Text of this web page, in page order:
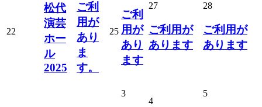
22
松代
演芸
ホー
ル
2025
ご利
用が
あり
ま
す。
25
ご利
用が
あり
ます
27
ご利用が
あります
28
ご利用が
あります
3
4
5